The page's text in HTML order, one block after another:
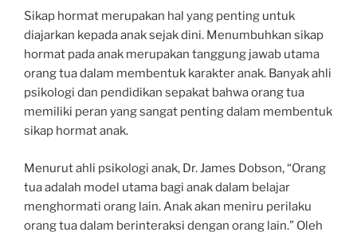
Sikap hormat merupakan hal yang penting untuk
diajarkan kepada anak sejak dini. Menumbuhkan sikap
hormat pada anak merupakan tanggung jawab utama
orang tua dalam membentuk karakter anak. Banyak ahli
psikologi dan pendidikan sepakat bahwa orang tua
memiliki peran yang sangat penting dalam membentuk
sikap hormat anak.
Menurut ahli psikologi anak, Dr. James Dobson, “Orang
tua adalah model utama bagi anak dalam belajar
menghormati orang lain. Anak akan meniru perilaku
orang tua dalam berinteraksi dengan orang lain.” Oleh